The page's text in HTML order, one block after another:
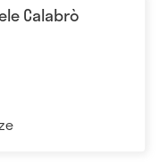
Calabrò